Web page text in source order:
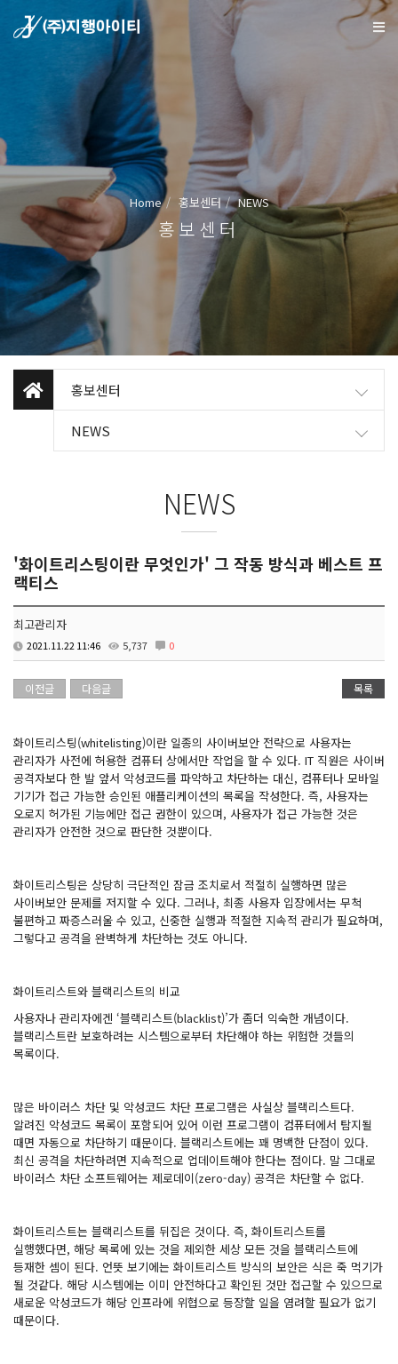
Home 홍보센터 NEWS
홍보센터
홍보센터
NEWS
NEWS
'화이트리스팅이란 무엇인가' 그 작동 방식과 베스트 프
랙티스
최고관리자
2021.11.22 11:46 5,737 0
이전글 다음글 목록
화이트리스팅(whitelisting)이란 일종의 사이버보안 전략으로 사용자는
관리자가 사전에 허용한 컴퓨터 상에서만 작업을 할 수 있다. IT 직원은 사이버
공격자보다 한 발 앞서 악성코드를 파악하고 차단하는 대신, 컴퓨터나 모바일
기기가 접근 가능한 승인된 애플리케이션의 목록을 작성한다. 즉, 사용자는
오로지 허가된 기능에만 접근 권한이 있으며, 사용자가 접근 가능한 것은
관리자가 안전한 것으로 판단한 것뿐이다.
화이트리스팅은 상당히 극단적인 잠금 조치로서 적절히 실행하면 많은
사이버보안 문제를 저지할 수 있다. 그러나, 최종 사용자 입장에서는 무척
불편하고 짜증스러울 수 있고, 신중한 실행과 적절한 지속적 관리가 필요하며,
그렇다고 공격을 완벽하게 차단하는 것도 아니다.
화이트리스트와 블랙리스트의 비교
사용자나 관리자에겐 ‘블랙리스트(blacklist)’가 좀더 익숙한 개념이다.
블랙리스트란 보호하려는 시스템으로부터 차단해야 하는 위험한 것들의
목록이다.
많은 바이러스 차단 및 악성코드 차단 프로그램은 사실상 블랙리스트다.
알려진 악성코드 목록이 포함되어 있어 이런 프로그램이 컴퓨터에서 탐지될
때면 자동으로 차단하기 때문이다. 블랙리스트에는 꽤 명백한 단점이 있다.
최신 공격을 차단하려면 지속적으로 업데이트해야 한다는 점이다. 말 그대로
바이러스 차단 소프트웨어는 제로데이(zero-day) 공격은 차단할 수 없다.
화이트리스트는 블랙리스트를 뒤집은 것이다. 즉, 화이트리스트를
실행했다면, 해당 목록에 있는 것을 제외한 세상 모든 것을 블랙리스트에
등재한 셈이 된다. 언뜻 보기에는 화이트리스트 방식의 보안은 식은 죽 먹기가
될 것같다. 해당 시스템에는 이미 안전하다고 확인된 것만 접근할 수 있으므로
새로운 악성코드가 해당 인프라에 위협으로 등장할 일을 염려할 필요가 없기
때문이다.